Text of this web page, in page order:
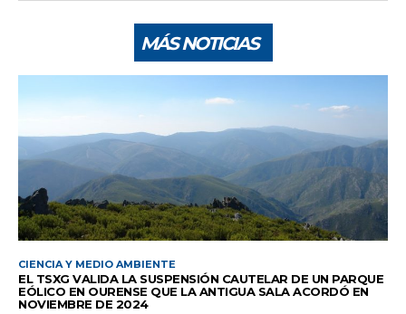
MÁS NOTICIAS
CIENCIA Y MEDIO AMBIENTE
EL TSXG VALIDA LA SUSPENSIÓN CAUTELAR DE UN PARQUE
EÓLICO EN OURENSE QUE LA ANTIGUA SALA ACORDÓ EN
NOVIEMBRE DE 2024